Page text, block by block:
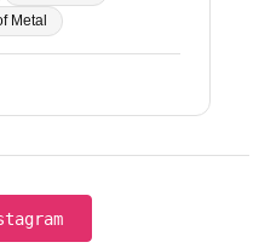
Metal